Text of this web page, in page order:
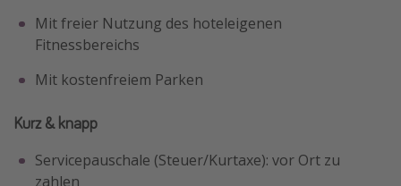
Mit freier Nutzung des hoteleigenen
Fitnessbereichs
Mit kostenfreiem Parken
Kurz & knapp
Servicepauschale (Steuer/Kurtaxe): vor Ort zu
zahlen